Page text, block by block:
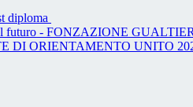
diploma
futuro - FONZAZIONE
DI ORIENTAMENTO UNITO